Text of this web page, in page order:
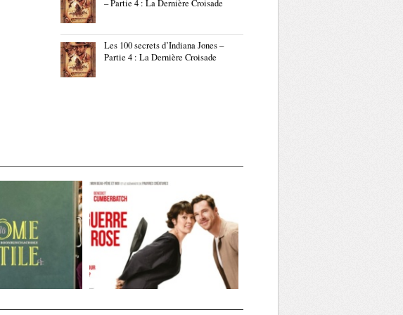
– Partie 4 : La Dernière Croisade
Les 100 secrets d’Indiana Jones –
Partie 4 : La Dernière Croisade